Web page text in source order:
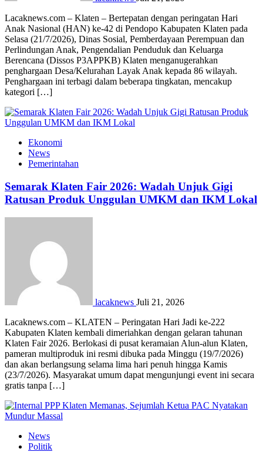
Lacaknews.com – Klaten – Bertepatan dengan peringatan Hari
Anak Nasional (HAN) ke-42 di Pendopo Kabupaten Klaten pada
Selasa (21/7/2026), Dinas Sosial, Pemberdayaan Perempuan dan
Perlindungan Anak, Pengendalian Penduduk dan Keluarga
Berencana (Dissos P3APPKB) Klaten menganugerahkan
penghargaan Desa/Kelurahan Layak Anak kepada 86 wilayah.
Penghargaan ini terbagi dalam beberapa tingkatan, mencakup
kategori […]
Ekonomi
News
Pemerintahan
Semarak Klaten Fair 2026: Wadah Unjuk Gigi
Ratusan Produk Unggulan UMKM dan IKM Lokal
lacaknews Juli 21, 2026
Lacaknews.com – KLATEN – Peringatan Hari Jadi ke-222
Kabupaten Klaten kembali dimeriahkan dengan gelaran tahunan
Klaten Fair 2026. Berlokasi di pusat keramaian Alun-alun Klaten,
pameran multiproduk ini resmi dibuka pada Minggu (19/7/2026)
dan akan berlangsung selama lima hari penuh hingga Kamis
(23/7/2026). Masyarakat umum dapat mengunjungi event ini secara
gratis tanpa […]
News
Politik